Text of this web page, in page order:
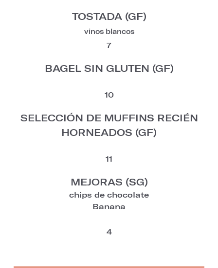
TOSTADA (GF)
vinos blancos
7
BAGEL SIN GLUTEN (GF)
10
SELECCIÓN DE MUFFINS RECIÉN
HORNEADOS (GF)
11
MEJORAS (SG)
chips de chocolate
Banana
4